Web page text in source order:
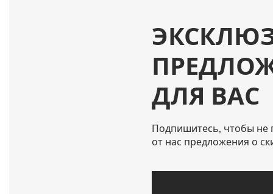
ДЛЯ ВАС
Подпишитесь, чтобы не
от нас предложения о